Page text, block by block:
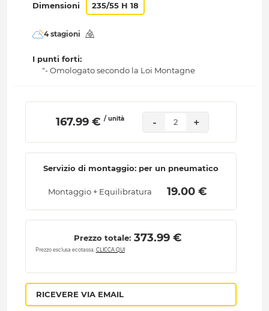
Dimensioni 235/55 H 18
4 stagioni
I punti forti:
"- Omologato secondo la Loi Montagne
167.99 € / unità - 2 +
Servizio di montaggio: per un pneumatico
Montaggio + Equilibratura 19.00 €
Prezzo totale: 373.99 €
Prezzo esclusa ecotassa. CLICCA QUI
RICEVERE VIA EMAIL